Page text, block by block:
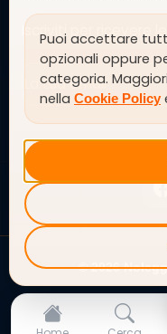
Puoi accettare
opzionali oppure
categoria.
nella Cookie Policy
Iscriviti per ricevere
© 2026